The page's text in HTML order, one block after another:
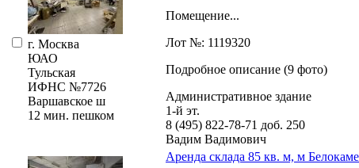
г. Москва
ЮАО
Тульская
ИФНС №7726
Варшавское ш
12 мин. пешком
Помещение...
Лот №: 1119320
Подробное описание (9 фото)
Административное здание
1-й эт.
8 (495) 822-78-71 доб. 250
Вадим Вадимович
Аренда склада 85 кв. м, м